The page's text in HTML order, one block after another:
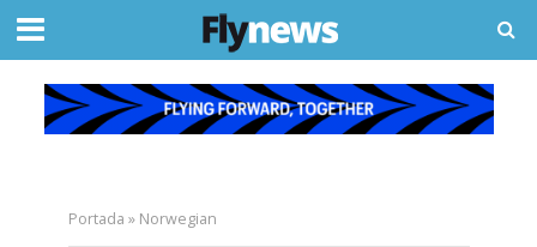
Portada » Norwegian